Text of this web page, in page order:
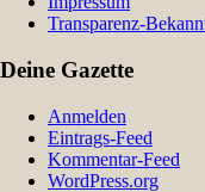
Transparenz-
Deine Gazette
Anmelden
Eintrags-Feed
Kommentar-Feed
WordPress.org